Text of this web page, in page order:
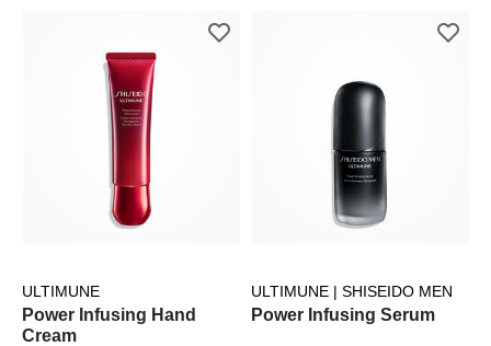
ULTIMUNE
Power Infusing Hand
Cream
ULTIMUNE | SHISEIDO MEN
Power Infusing Serum